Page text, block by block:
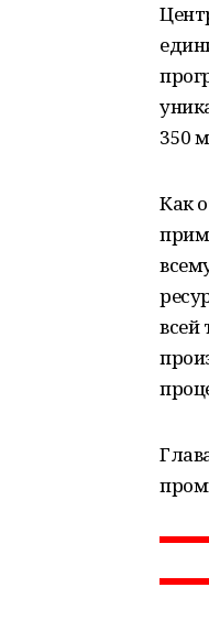
350
Как
всей